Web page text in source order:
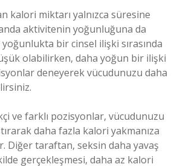
kalori miktarı yalnızca süresine
aktivitenin yoğunluğuna da
yoğunlukta bir cinsel ilişki sırasında
olabilirken, daha yoğun bir ilişki
deneyerek vücudunuzu daha
ve farklı pozisyonlar, vücudunuzu
daha fazla kalori yakmanıza
Diğer taraftan, seksin daha yavaş
gerçekleşmesi, daha az kalori